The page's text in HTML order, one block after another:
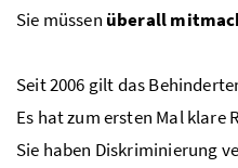
Sie müssen überall
Seit 2006 gilt das
Es hat zum ersten Mal klare
Sie haben Diskriminierung